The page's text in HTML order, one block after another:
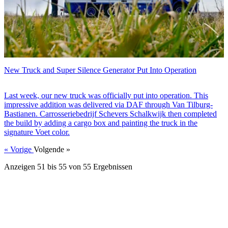
New Truck and Super Silence Generator Put Into Operation
Last week, our new truck was officially put into operation. This
impressive addition was delivered via DAF through Van Tilburg-
Bastianen. Carrosseriebedrijf Schevers Schalkwijk then completed
the build by adding a cargo box and painting the truck in the
signature Voet color.
« Vorige Volgende »
Anzeigen 51 bis 55 von 55 Ergebnissen